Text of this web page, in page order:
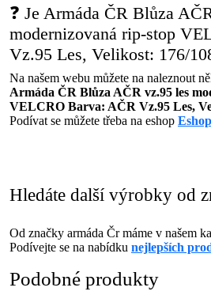
❓ Je Armáda ČR Blůza
modernizovaná rip-stop
Vz.95 Les, Velikost: 176/
Na našem webu můžete na naleznout
Armáda ČR Blůza AČR vz.95 les
VELCRO Barva: AČR Vz.95 Les,
Podívat se můžete třeba na eshop
Hledáte další výrobky od
Od značky armáda Čr máme v našem
Podívejte se na nabídku nejlepších
Podobné produkty